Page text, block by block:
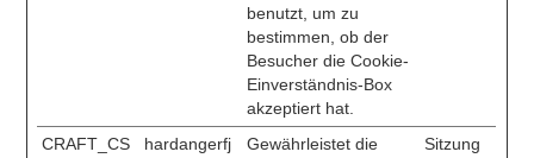
benutzt, um zu
bestimmen, ob der
Besucher die Cookie-
Einverständnis-Box
akzeptiert hat.
CRAFT_CS
hardangerfj
Gewährleistet die
Sitzung